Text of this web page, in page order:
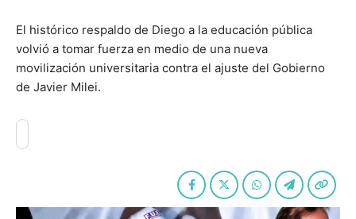
El histórico respaldo de Diego a la educación pública
volvió a tomar fuerza en medio de una nueva
movilización universitaria contra el ajuste del Gobierno
de Javier Milei.